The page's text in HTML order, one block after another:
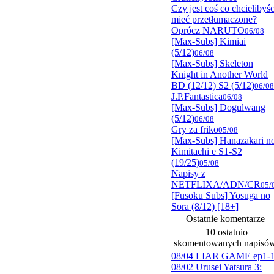
Czy jest coś co
mieć przetłumaczone?
Oprócz NARUTO06/08
[Max-Subs] Kimiai
(5/12)06/08
[Max-Subs] Skeleton
Knight in Another World
BD (12/12) S2 (5/12)06/08
J.P.Fantastica06/08
[Max-Subs] Dogulwang
(5/12)06/08
Gry za friko05/08
[Max-Subs] Hanazakari
Kimitachi e S1-S2
(19/25)05/08
Napisy z
NETFLIXA/ADN/CR05/
[Fusoku Subs] Yosuga no
Sora (8/12) [18+]
Ostatnie komentarze
10 ostatnio
skomentowanych
08/04 LIAR GAME ep1-
08/02 Urusei Yatsura 3: